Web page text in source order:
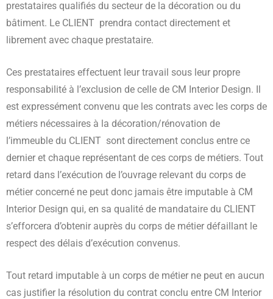
prestataires qualifiés du secteur de la décoration ou du
bâtiment. Le CLIENT prendra contact directement et
librement avec chaque prestataire.
Ces prestataires effectuent leur travail sous leur propre
responsabilité à l’exclusion de celle de CM Interior Design. Il
est expressément convenu que les contrats avec les corps de
métiers nécessaires à la décoration/rénovation de
l’immeuble du CLIENT sont directement conclus entre ce
dernier et chaque représentant de ces corps de métiers. Tout
retard dans l’exécution de l’ouvrage relevant du corps de
métier concerné ne peut donc jamais être imputable à CM
Interior Design qui, en sa qualité de mandataire du CLIENT
s’efforcera d’obtenir auprès du corps de métier défaillant le
respect des délais d’exécution convenus.
Tout retard imputable à un corps de métier ne peut en aucun
cas justifier la résolution du contrat conclu entre CM Interior